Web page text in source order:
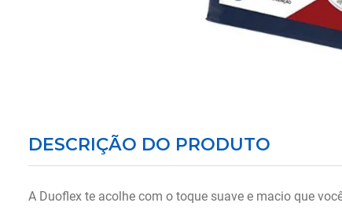
DESCRIÇÃO DO PRODUTO
A Duoflex te acolhe com o toque suave e macio que